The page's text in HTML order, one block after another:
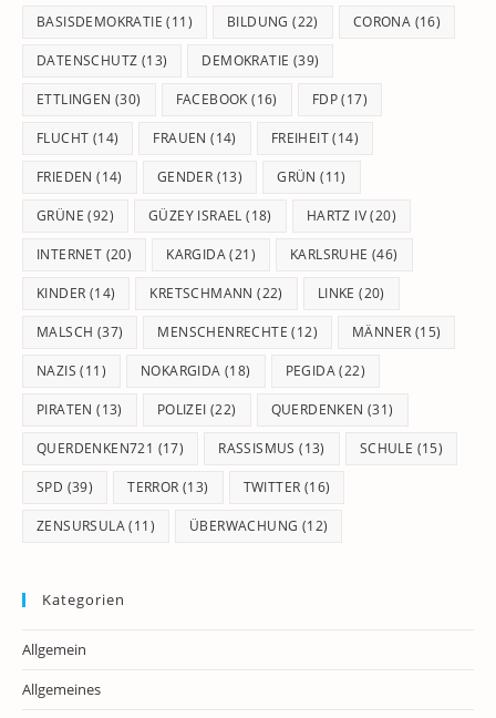
BASISDEMOKRATIE (11) BILDUNG (22) CORONA (16)
DATENSCHUTZ (13) DEMOKRATIE (39)
ETTLINGEN (30) FACEBOOK (16) FDP(17)
FLUCHT (14) FRAUEN (14) FREIHEIT(14)
FRIEDEN (14) GENDER (13) GRÜN (11)
GRÜNE (92) GÜZEY ISRAEL (18) HARTZ IV(20)
INTERNET (20) KARGIDA(21) KARLSRUHE (46)
KINDER (14) KRETSCHMANN (22) LINKE (20)
MALSCH (37) MENSCHENRECHTE (12) MÄNNER (15)
NAZIS (11) NOKARGIDA (18) PEGIDA(22)
PIRATEN (13) POLIZEI (22) QUERDENKEN (31)
QUERDENKEN721 (17) RASSISMUS (13) SCHULE (15)
SPD (39) TERROR (13) TWITTER (16)
ZENSURSULA(11) ÜBERWACHUNG (12)
Kategorien
Allgemein
Allgemeines